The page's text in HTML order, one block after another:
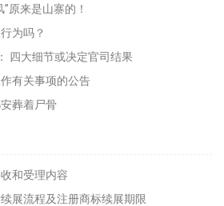
原来是山寨的！
为吗？
四大细节或决定官司结果
有关事项的公告
葬着尸骨
和受理内容
展流程及注册商标续展期限